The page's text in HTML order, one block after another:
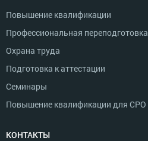
Повышение квалификации
Профессиональная переподготовка
Охрана труда
Подготовка к аттестации
Семинары
Повышение квалификации для СРО
КОНТАКТЫ